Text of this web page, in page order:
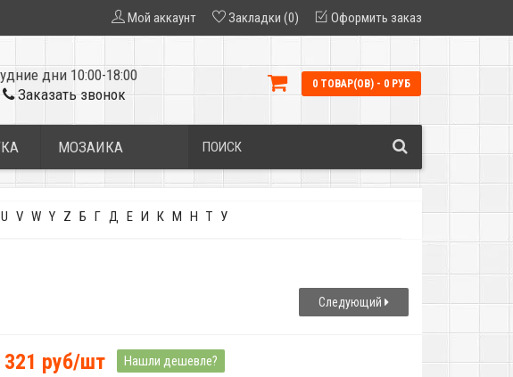
Мой аккаунт Закладки (0) Оформить заказ
дни 10:00-18:00
Заказать звонок
0 ТОВАР(ОВ) - 0 РУБ
МОЗАИКА
U V W Y Z Б Г Д Е И К М Н Т У
Следующий
руб/шт Нашли дешевле?